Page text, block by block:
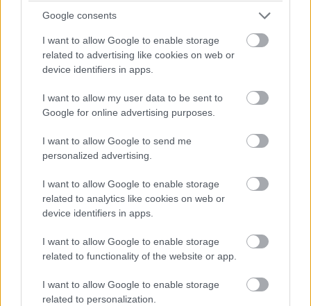
Google consents
I want to allow Google to enable storage
related to advertising like cookies on web or
device identifiers in apps.
I want to allow my user data to be sent to
Google for online advertising purposes.
I want to allow Google to send me
personalized advertising.
I want to allow Google to enable storage
related to analytics like cookies on web or
device identifiers in apps.
I want to allow Google to enable storage
related to functionality of the website or app.
I want to allow Google to enable storage
related to personalization.
azonban régi vágású ügynökként muszáj megbirkóznia a
modern technológiával is. Íme a legelső előzetes,
amelyben Johnny English azt teszi, amihez nagyon ért:
káoszt.
Szinkronos: